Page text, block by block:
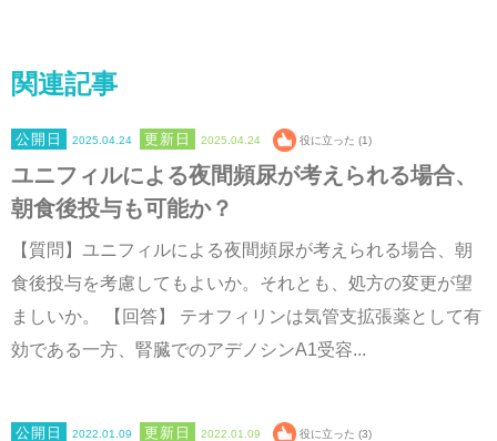
関連記事
2025.04.24 2025.04.24 役に立った (1)
ユニフィルによる夜間頻尿が考えられる場合、
朝食後投与も可能か？
【質問】ユニフィルによる夜間頻尿が考えられる場合、朝
食後投与を考慮してもよいか。それとも、処方の変更が望
ましいか。 【回答】 テオフィリンは気管支拡張薬として有
効である一方、腎臓でのアデノシンA1受容...
2022.01.09 2022.01.09 役に立った (3)